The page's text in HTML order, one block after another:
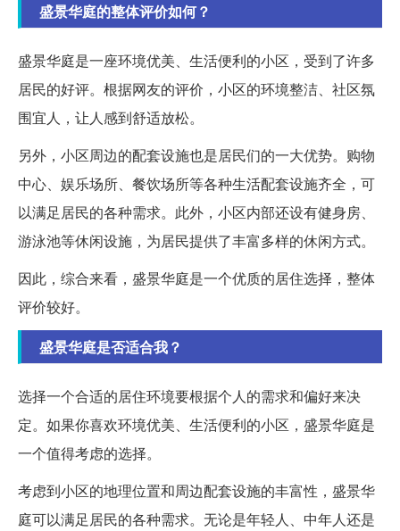
盛景华庭的整体评价如何？
盛景华庭是一座环境优美、生活便利的小区，受到了许多
居民的好评。根据网友的评价，小区的环境整洁、社区氛
围宜人，让人感到舒适放松。
另外，小区周边的配套设施也是居民们的一大优势。购物
中心、娱乐场所、餐饮场所等各种生活配套设施齐全，可
以满足居民的各种需求。此外，小区内部还设有健身房、
游泳池等休闲设施，为居民提供了丰富多样的休闲方式。
因此，综合来看，盛景华庭是一个优质的居住选择，整体
评价较好。
盛景华庭是否适合我？
选择一个合适的居住环境要根据个人的需求和偏好来决
定。如果你喜欢环境优美、生活便利的小区，盛景华庭是
一个值得考虑的选择。
考虑到小区的地理位置和周边配套设施的丰富性，盛景华
庭可以满足居民的各种需求。无论是年轻人、中年人还是